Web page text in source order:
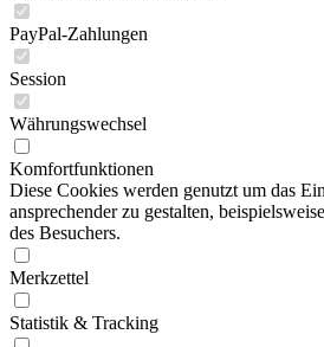
PayPal-Zahlungen
Session
Währungswechsel
Komfortfunktionen
Diese Cookies werden genutzt um das
ansprechender zu gestalten,
des Besuchers.
Merkzettel
Statistik & Tracking